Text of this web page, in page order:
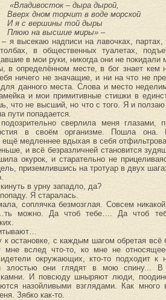
«Владивосток – дыра дырой,
Вверх дном торчит в воде морской
И я с вершины той дыры
Плюю на высшие миры» –
я высекаю надписи на лавочках, партах,
в общественных туалетах,
в мои руки, никогда они не покидали
в определённом месте, в бог знает кем
ничего не значащие, и ни на что не
данного места. Слова и место
и мои примитивные стишки в
что не высший, но что с того. Я и
пути попадается.
сверлила меня глазами,
в своём организме. Пошла
ещё медленнее вдыхая в себя
и всё безразличней становится
окурок, и старательно не
приземлившись на тротуар в двух
в урну западло, да?
Я старалась.
соплячка безмозглая. Совсем
можно. Да чтоб тебе…. Да чтоб
к остановке, с каждым шагом обретая
мне вслед что-то, ко мне не
окружающих, кто-то подходит к
злостью они глядят в мою спину... В
И повсюду шныряют люди,
назойливыми взглядами. Как
Зябко как-то.